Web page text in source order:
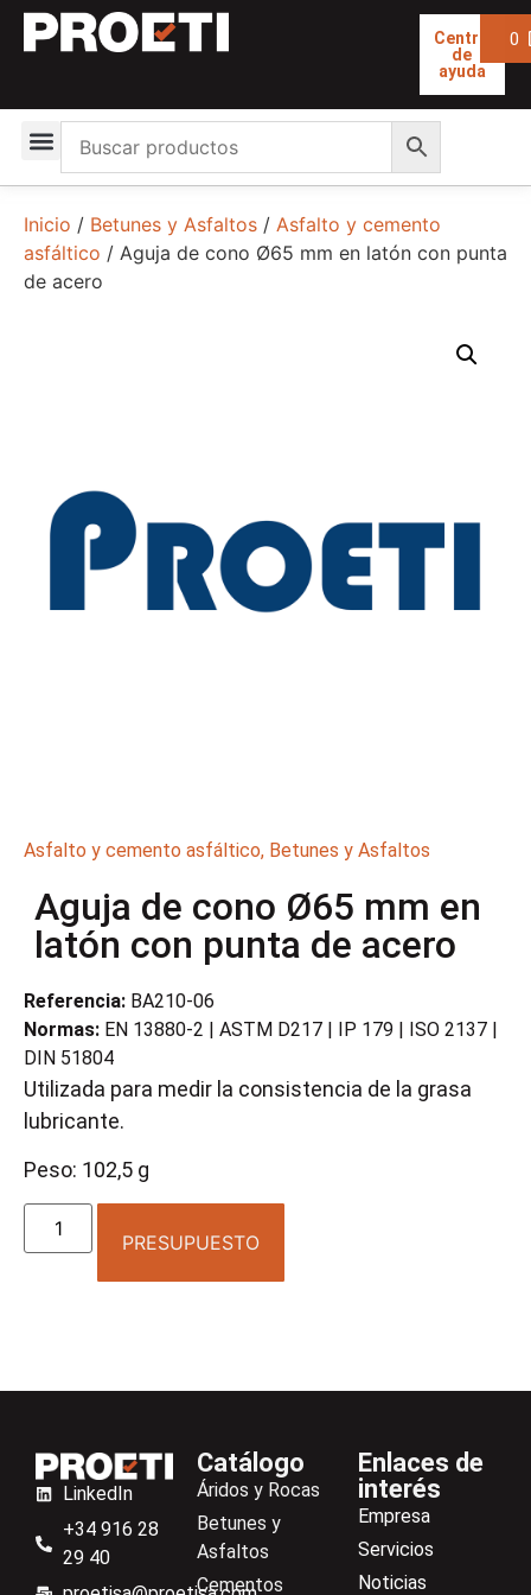
Centro
de
ayuda
0
Inicio / Betunes y Asfaltos / Asfalto y cemento
asfáltico / Aguja de cono Ø65 mm en latón con punta
de acero
Asfalto y cemento asfáltico, Betunes y Asfaltos
Aguja de cono Ø65 mm en
latón con punta de acero
Referencia: BA210-06
Normas: EN 13880-2 | ASTM D217 | IP 179 | ISO 2137 |
DIN 51804
Utilizada para medir la consistencia de la grasa
lubricante.
Peso: 102,5 g
PRESUPUESTO
LinkedIn
+34 916 28
29 40
Catálogo
Áridos y Rocas
Betunes y
Asfaltos
Cementos
Enlaces de
interés
Empresa
Servicios
Noticias